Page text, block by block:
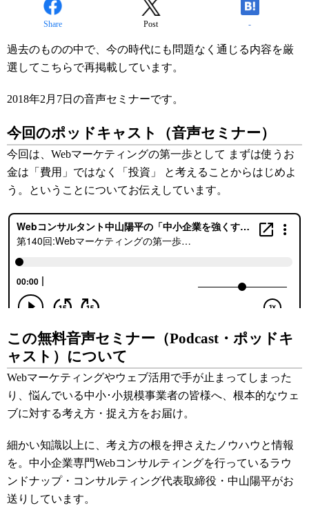
Share Post -
過去のものの中で、今の時代にも問題なく通じる内容を厳
選してこちらで再掲載しています。
2018年2月7日の音声セミナーです。
今回のポッドキャスト（音声セミナー）
今回は、Webマーケティングの第一歩として まずは使うお
金は「費用」ではなく「投資」 と考えることからはじめよ
う。ということについてお伝えしています。
この無料音声セミナー（Podcast・ポッドキ
ャスト）について
Webマーケティングやウェブ活用で手が止まってしまった
り、悩んでいる中小･小規模事業者の皆様へ、根本的なウェ
ブに対する考え方・捉え方をお届け。
細かい知識以上に、考え方の根を押さえたノウハウと情報
を。中小企業専門Webコンサルティングを行っているラウ
ンドナップ・コンサルティング代表取締役・中山陽平がお
送りしています。